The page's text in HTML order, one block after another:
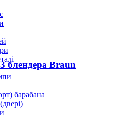
барабана
блендера Braun